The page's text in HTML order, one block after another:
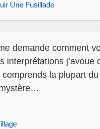
Une Fusillade
demande comment
interprétations j’avoue
comprends la plupart